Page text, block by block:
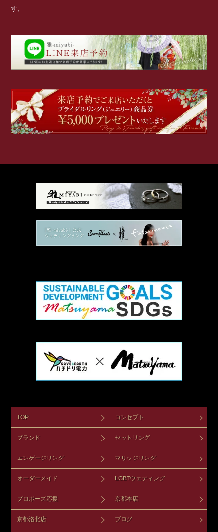
す。
TOP コンセプト
ブランド セットリング
エンゲージリング マリッジリング
オーダーメイド LGBTウェディング
プロポーズ応援 京都本店
京都洛北店 ブログ